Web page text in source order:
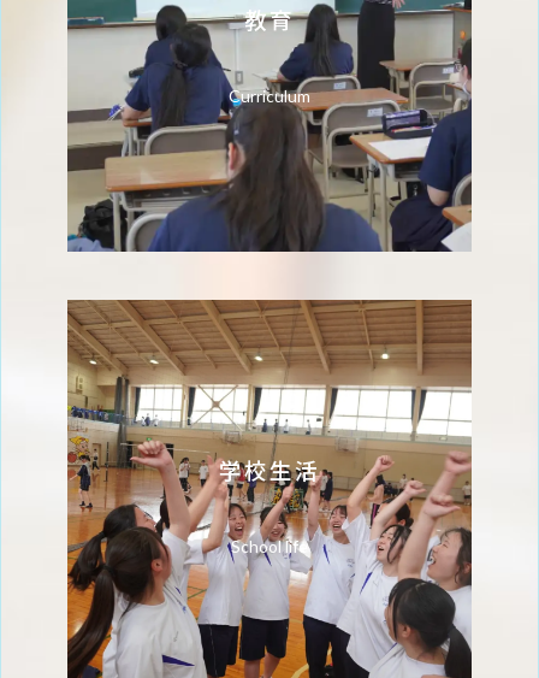
教育
Curriculum
学校生活
School life